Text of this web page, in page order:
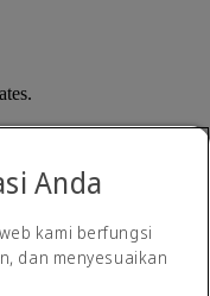
Anda
kami berfungsi
dan menyesuaikan